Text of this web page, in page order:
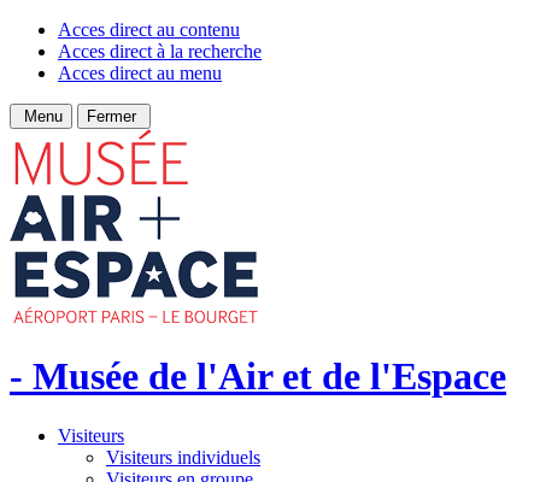
Acces direct au contenu
Acces direct à la recherche
Acces direct au menu
Menu Fermer
- Musée de l'Air et de l'Espace
Visiteurs
Visiteurs individuels